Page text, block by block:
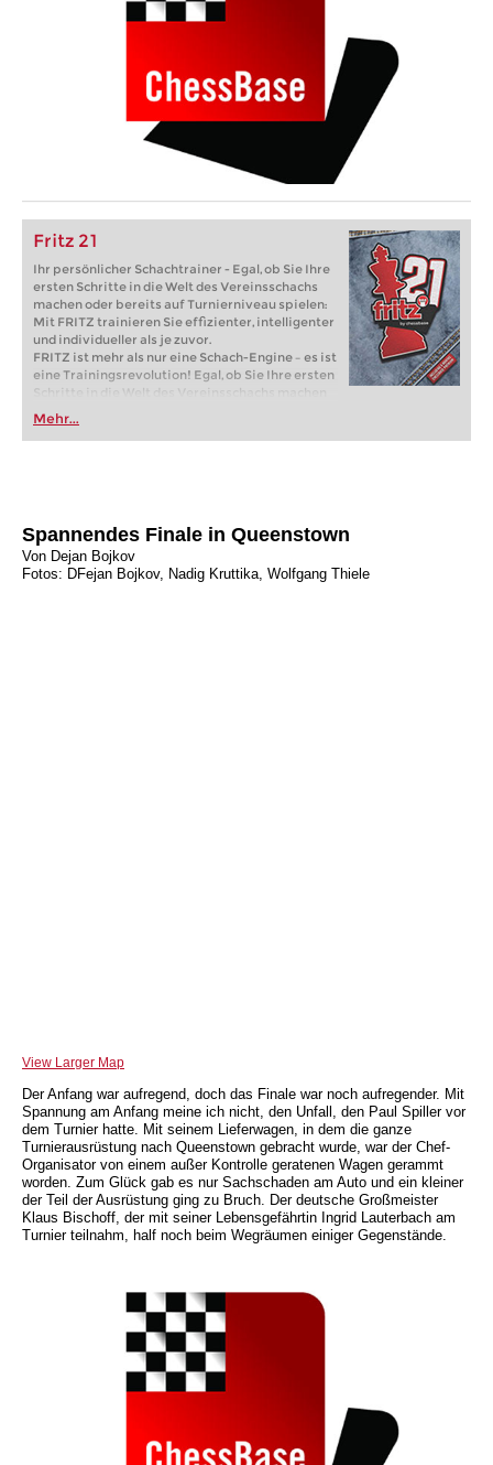
Fritz 21
Ihr persönlicher Schachtrainer - Egal, ob Sie Ihre
ersten Schritte in die Welt des Vereinsschachs
machen oder bereits auf Turnierniveau spielen:
Mit FRITZ trainieren Sie effizienter, intelligenter
und individueller als je zuvor.
FRITZ ist mehr als nur eine Schach-Engine – es ist
eine Trainingsrevolution! Egal, ob Sie Ihre ersten
Schritte in die Welt des Vereinsschachs machen
oder bereits auf Turnierniveau spielen: Mit
FRITZ trainieren Sie effizienter, intelligenter und
individueller als je zuvor.
Mehr...
Spannendes Finale in Queenstown
Von Dejan Bojkov
Fotos: DFejan Bojkov, Nadig Kruttika, Wolfgang Thiele
View Larger Map
Der Anfang war aufregend, doch das Finale war noch aufregender. Mit
Spannung am Anfang meine ich nicht, den Unfall, den Paul Spiller vor
dem Turnier hatte. Mit seinem Lieferwagen, in dem die ganze
Turnierausrüstung nach Queenstown gebracht wurde, war der Chef-
Organisator von einem außer Kontrolle geratenen Wagen gerammt
worden. Zum Glück gab es nur Sachschaden am Auto und ein kleiner
der Teil der Ausrüstung ging zu Bruch. Der deutsche Großmeister
Klaus Bischoff, der mit seiner Lebensgefährtin Ingrid Lauterbach am
Turnier teilnahm, half noch beim Wegräumen einiger Gegenstände.